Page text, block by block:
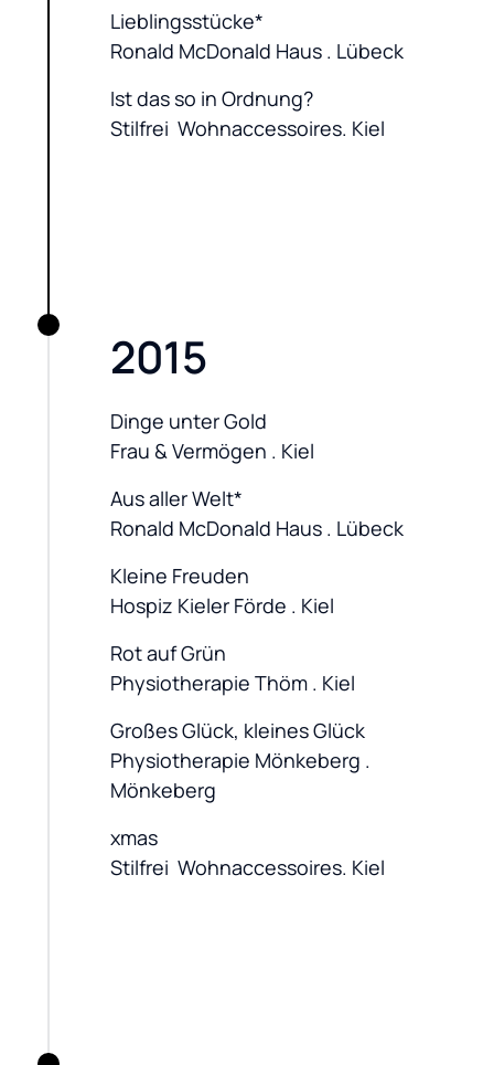
Lieblingsstücke*
Ronald McDonald Haus . Lübeck
Ist das so in Ordnung?
Stilfrei  Wohnaccessoires. Kiel
2015
Dinge unter Gold
Frau & Vermögen . Kiel
Aus aller Welt*
Ronald McDonald Haus . Lübeck
Kleine Freuden
Hospiz Kieler Förde . Kiel
Rot auf Grün
Physiotherapie Thöm . Kiel
Großes Glück, kleines Glück
Physiotherapie Mönkeberg .
Mönkeberg
xmas
Stilfrei  Wohnaccessoires. Kiel